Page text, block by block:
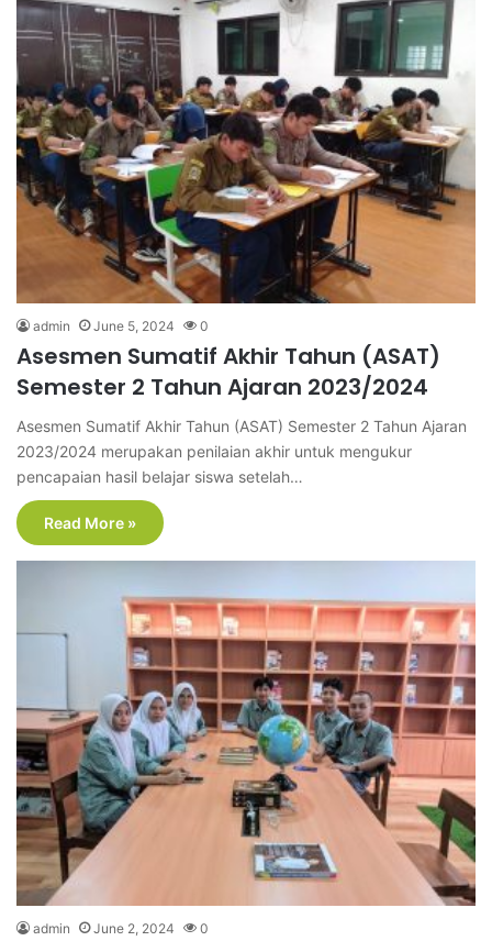
admin June 5, 2024 0
Asesmen Sumatif Akhir Tahun (ASAT)
Semester 2 Tahun Ajaran 2023/2024
Asesmen Sumatif Akhir Tahun (ASAT) Semester 2 Tahun Ajaran
2023/2024 merupakan penilaian akhir untuk mengukur
pencapaian hasil belajar siswa setelah…
Read More »
admin June 2, 2024 0